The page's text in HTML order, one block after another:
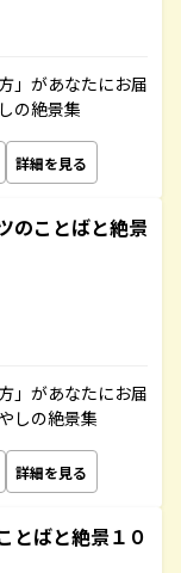
」があなたにお届
の絶景集
詳細を見る
のことばと絶景
」があなたにお届
しの絶景集
詳細を見る
とばと絶景１０